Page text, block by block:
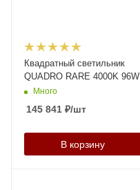
Квадратный светильник
QUADRO RARE 4000K 96W
Много
145 841 ₽/шт
В корзину